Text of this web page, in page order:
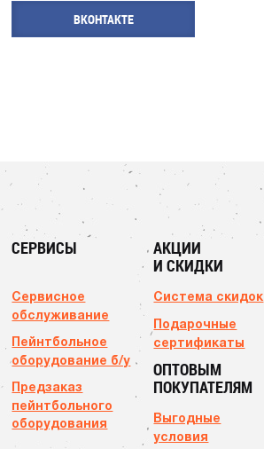
ВКОНТАКТЕ
СЕРВИСЫ
Сервисное
обслуживание
Пейнтбольное
оборудование б/у
Предзаказ
пейнтбольного
оборудования
АКЦИИ
И СКИДКИ
Система скидок
Подарочные
сертификаты
ОПТОВЫМ
ПОКУПАТЕЛЯМ
Выгодные
условия